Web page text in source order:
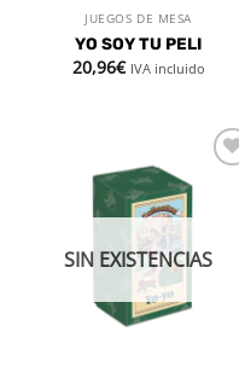
JUEGOS DE MESA
YO SOY TU PELI
20,96€ IVA incluido
SIN EXISTENCIAS